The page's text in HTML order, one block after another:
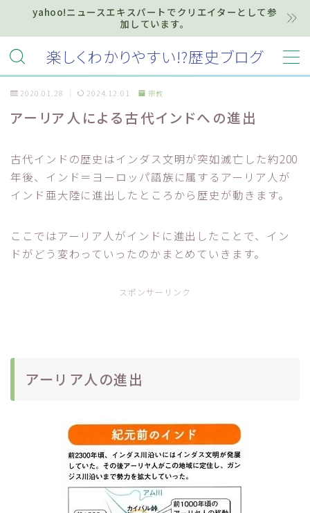
yahoo!ニュースエキスパートでクリエイターとして参
加しています。
楽しくわかりやすい!?歴史ブログ
MENU
ホーム
お知らせ『インフォメーション』
2020.01.28 2024.12.01 宗教
アーリア人による古代インドへの進出
古代インドの歴史はインダス文明が突如滅亡した約200
年後、インド＝ヨーロッパ語族に属するアーリア人が
インド亜大陸に進出したところから歴史が動きます。
ここではアーリア人がインドに進出したことで、イン
ドがどう変わっていったのかまとめていきます。
スポンサーリンク
アーリア人の進出